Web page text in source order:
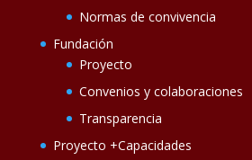
Normas de convivencia
Fundación
Proyecto
Convenios y colaboraciones
Transparencia
Proyecto +Capacidades